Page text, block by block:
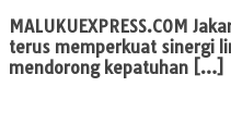
MALUKUEXPRESS.COM
terus memperkuat sinergi
mendorong kepatuhan […]